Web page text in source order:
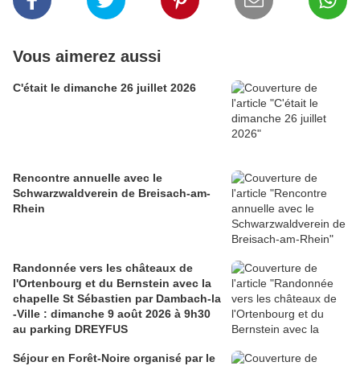
Vous aimerez aussi
C'était le dimanche 26 juillet 2026
Rencontre annuelle avec le
Schwarzwaldverein de Breisach-am-
Rhein
Randonnée vers les châteaux de
l'Ortenbourg et du Bernstein avec la
chapelle St Sébastien par Dambach-la
-Ville : dimanche 9 août 2026 à 9h30
au parking DREYFUS
Séjour en Forêt-Noire organisé par le